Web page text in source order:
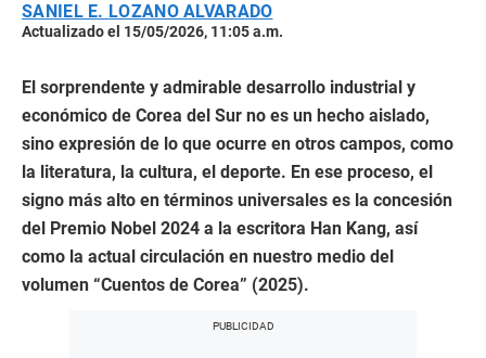
SANIEL E. LOZANO ALVARADO
Actualizado el 15/05/2026, 11:05 a.m.
El sorprendente y admirable desarrollo industrial y
económico de Corea del Sur no es un hecho aislado,
sino expresión de lo que ocurre en otros campos, como
la literatura, la cultura, el deporte. En ese proceso, el
signo más alto en términos universales es la concesión
del Premio Nobel 2024 a la escritora Han Kang, así
como la actual circulación en nuestro medio del
volumen “Cuentos de Corea” (2025).